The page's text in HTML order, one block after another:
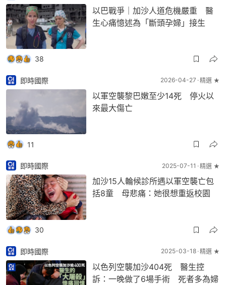
以巴戰爭｜加沙人道危機嚴重 醫
生心痛憶述為「斷頭孕婦」接生
38
即時國際 2026-04-27 精選 ★
以軍空襲黎巴嫩至少14死 停火以
來最大傷亡
11
即時國際 2025-07-11 精選 ★
加沙15人輪候診所遇以軍空襲亡包
括8童 母悲痛：她很想重返校園
30
即時國際 2025-03-18 精選 ★
以色列空襲加沙404死 醫生控
訴：一晚做了6場手術 死者多為婦